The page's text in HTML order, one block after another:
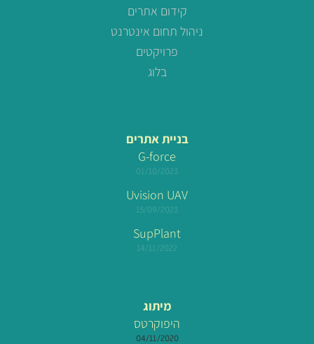
קידום אתרים
ניהול תחום אינטרנט
פרויקטים
בלוג
בניית אתרים
G-force
01/10/2023
Uvision UAV
15/09/2023
SupPlant
14/11/2022
מיתוג
היפוקרטס
04/11/2020